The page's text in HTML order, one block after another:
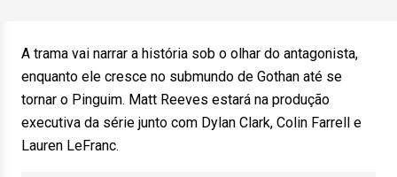
A trama vai narrar a história sob o olhar do antagonista,
enquanto ele cresce no submundo de Gothan até se
tornar o Pinguim. Matt Reeves estará na produção
executiva da série junto com Dylan Clark, Colin Farrell e
Lauren LeFranc.